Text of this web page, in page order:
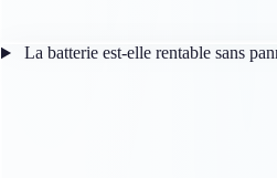
La batterie est-elle rentable sans